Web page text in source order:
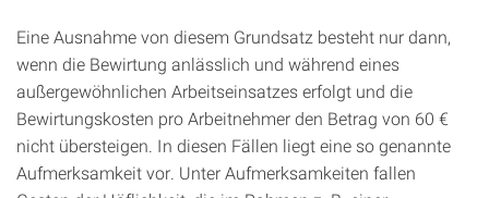
Eine Ausnahme von diesem Grundsatz besteht nur dann,
wenn die Bewirtung anlässlich und während eines
außergewöhnlichen Arbeitseinsatzes erfolgt und die
Bewirtungskosten pro Arbeitnehmer den Betrag von 60 €
nicht übersteigen. In diesen Fällen liegt eine so genannte
Aufmerksamkeit vor. Unter Aufmerksamkeiten fallen